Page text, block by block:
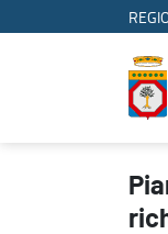
Piani di recupero